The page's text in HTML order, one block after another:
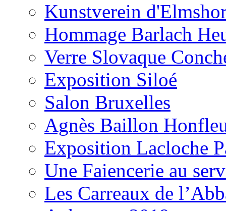
Kunstverein
Hommage Barlach
Verre Slovaque
Exposition Siloé
Salon Bruxelles
Agnès Baillon
Exposition Lacloche
Une Faiencerie au
Les Carreaux de